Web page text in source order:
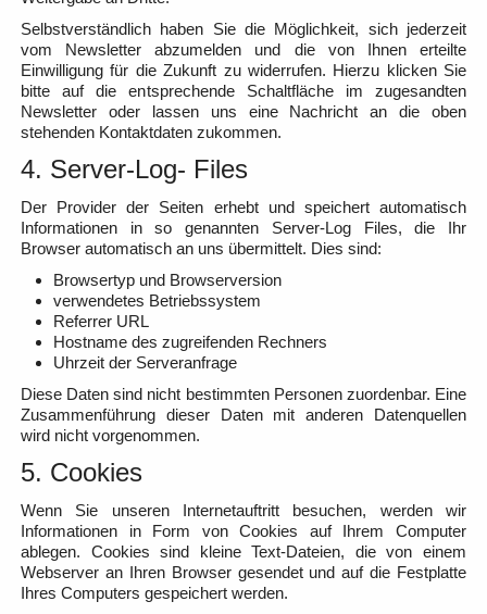
Selbstverständlich haben Sie die Möglichkeit, sich jederzeit
vom Newsletter abzumelden und die von Ihnen erteilte
Einwilligung für die Zukunft zu widerrufen. Hierzu klicken Sie
bitte auf die entsprechende Schaltfläche im zugesandten
Newsletter oder lassen uns eine Nachricht an die oben
stehenden Kontaktdaten zukommen.
4. Server-Log- Files
Der Provider der Seiten erhebt und speichert automatisch
Informationen in so genannten Server-Log Files, die Ihr
Browser automatisch an uns übermittelt. Dies sind:
Browsertyp und Browserversion
verwendetes Betriebssystem
Referrer URL
Hostname des zugreifenden Rechners
Uhrzeit der Serveranfrage
Diese Daten sind nicht bestimmten Personen zuordenbar. Eine
Zusammenführung dieser Daten mit anderen Datenquellen
wird nicht vorgenommen.
5. Cookies
Wenn Sie unseren Internetauftritt besuchen, werden wir
Informationen in Form von Cookies auf Ihrem Computer
ablegen. Cookies sind kleine Text-Dateien, die von einem
Webserver an Ihren Browser gesendet und auf die Festplatte
Ihres Computers gespeichert werden.